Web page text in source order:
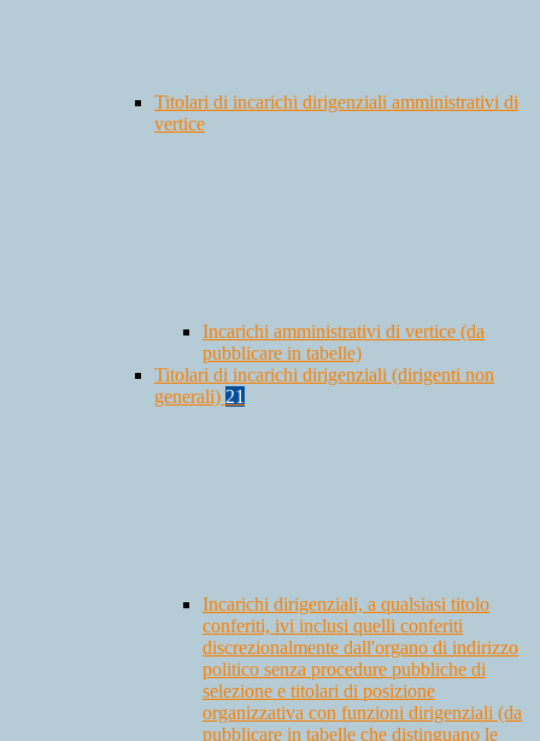
Titolari di incarichi dirigenziali amministrativi di
vertice
Incarichi amministrativi di vertice (da
pubblicare in tabelle)
Titolari di incarichi dirigenziali (dirigenti non
generali) 21
Incarichi dirigenziali, a qualsiasi titolo
conferiti, ivi inclusi quelli conferiti
discrezionalmente dall'organo di indirizzo
politico senza procedure pubbliche di
selezione e titolari di posizione
organizzativa con funzioni dirigenziali (da
pubblicare in tabelle che distinguano le